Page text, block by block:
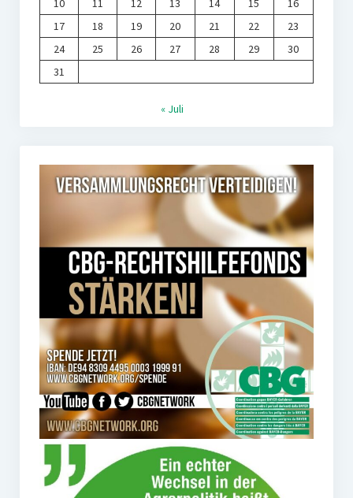
10 11 12 13 14 15
16
17
18 19 20 21 22
23
24
25 26 27 28 29
30
31
« Juli